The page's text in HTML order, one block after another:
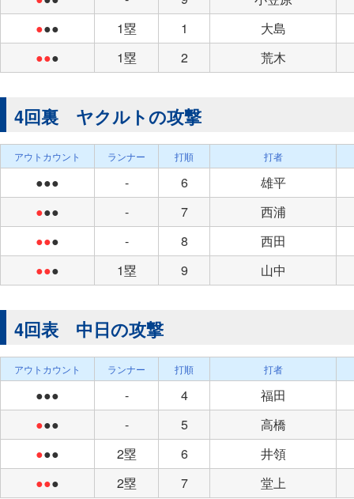
●●● 1塁 1
大島
●●● 1塁 2 荒木
4回裏 ヤクルトの攻撃
アウトカウント ランナー 打順 打者
●●● - 6
雄平
●●● - 7
西浦
●●● - 8
西田
●●● 1塁 9 山中
4回表 中日の攻撃
アウトカウント ランナー 打順 打者
●●● - 4
福田
●●● - 5
高橋
●●● 2塁 6
井領
●●● 2塁 7 堂上